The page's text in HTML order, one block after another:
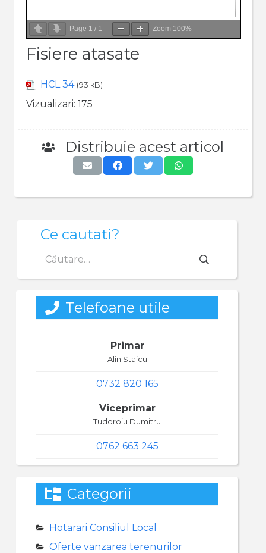
Page 1 / 1 Zoom 100%
Fisiere atasate
HCL 34 (93 kB)
Vizualizari: 175
Distribuie acest articol
Ce cautati?
după:
Telefoane utile
Primar
Alin Staicu
0732 820 165
Viceprimar
Tudoroiu Dumitru
0762 663 245
Categorii
Hotarari Consiliul Local
Oferte vanzarea terenurilor